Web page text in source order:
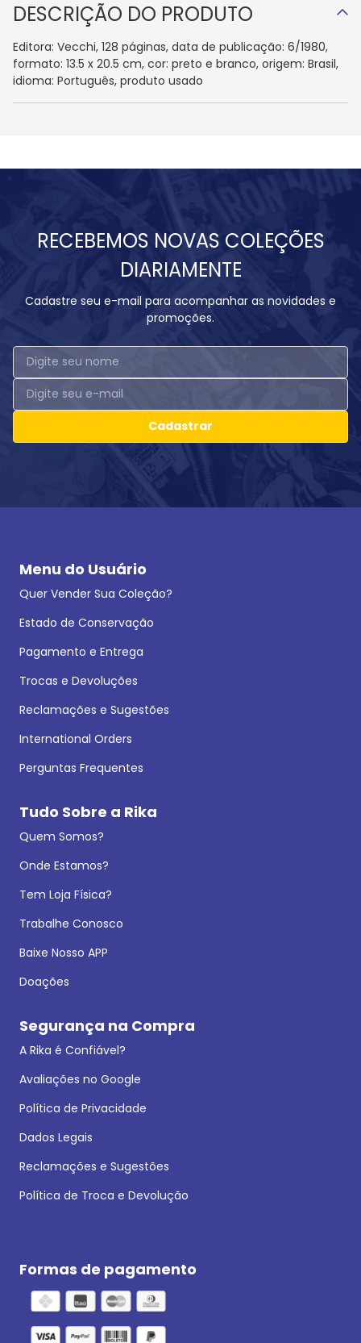
DESCRIÇÃO DO PRODUTO
Editora: Vecchi, 128 páginas, data de publicação: 6/1980,
formato: 13.5 x 20.5 cm, cor: preto e branco, origem: Brasil,
idioma: Português, produto usado
RECEBEMOS NOVAS COLEÇÕES
DIARIAMENTE
Cadastre seu e-mail para acompanhar as novidades e
promoções.
Cadastrar
Menu do Usuário
Quer Vender Sua Coleção?
Estado de Conservação
Pagamento e Entrega
Trocas e Devoluções
Reclamações e Sugestões
International Orders
Perguntas Frequentes
Tudo Sobre a Rika
Quem Somos?
Onde Estamos?
Tem Loja Física?
Trabalhe Conosco
Baixe Nosso APP
Doações
Segurança na Compra
A Rika é Confiável?
Avaliações no Google
Política de Privacidade
Dados Legais
Reclamações e Sugestões
Política de Troca e Devolução
Formas de pagamento